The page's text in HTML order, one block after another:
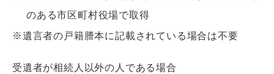
のある市区町村役場で取得
※遺言者の戸籍謄本に記載されている場合は不要
受遺者が相続人以外の人である場合